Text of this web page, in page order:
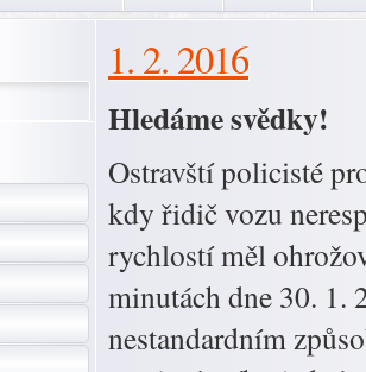
1. 2. 2016
Hledáme svědky!
Ostravští policisté
kdy řidič vozu
rychlostí měl
minutách dne 30. 1.
nestandardním